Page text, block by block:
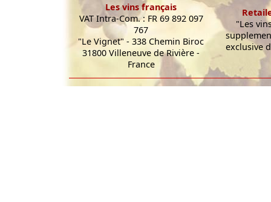
Les vins français
VAT Intra-Com. : FR 69 892 097
767
"Le Vignet" - 338 Chemin Biroc
31800 Villeneuve de Rivière -
France
"Les
exclusive